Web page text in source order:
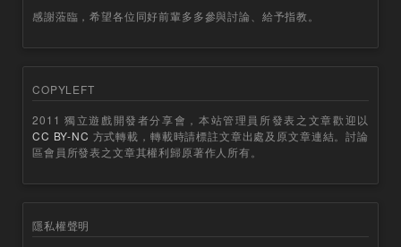
感謝蒞臨，希望各位同好前輩多多參與討論、給予指教。
COPYLEFT
2011 獨立遊戲開發者分享會，本站管理員所發表之文章歡迎以
CC BY-NC 方式轉載，轉載時請標註文章出處及原文章連結。討論
區會員所發表之文章其權利歸原著作人所有。
隱私權聲明